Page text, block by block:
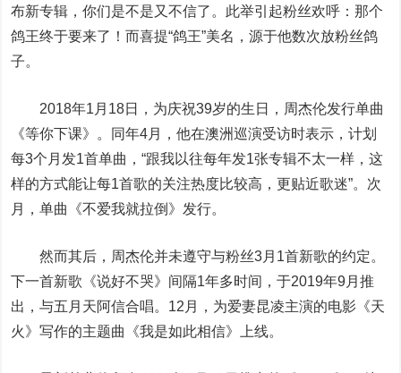
布新专辑，你们是不是又不信了。此举引起粉丝欢呼：那个
鸽王终于要来了！而喜提“鸽王”美名，源于他数次放粉丝鸽
子。
2018年1月18日，为庆祝39岁的生日，周杰伦发行单曲
《等你下课》。同年4月，他在澳洲巡演受访时表示，计划
每3个月发1首单曲，“跟我以往每年发1张专辑不太一样，这
样的方式能让每1首歌的关注热度比较高，更贴近歌迷”。次
月，单曲《不爱我就拉倒》发行。
然而其后，周杰伦并未遵守与粉丝3月1首新歌的约定。
下一首新歌《说好不哭》间隔1年多时间，于2019年9月推
出，与五月天阿信合唱。12月，为爱妻昆凌主演的电影《天
火》写作的主题曲《我是如此相信》上线。